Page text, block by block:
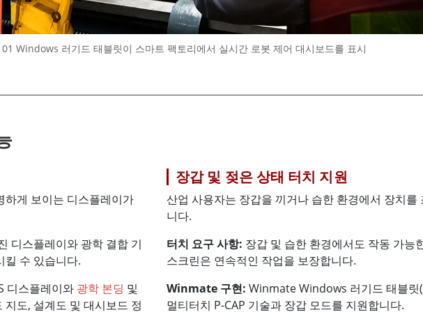
Windows 러기드 태블릿이 스마트 팩토리에서 실시간 로봇 제어 대시보드를 표시
하게 보이는 디스플레이가
디스플레이와 광학 결합 기
킬 수 있습니다.
디스플레이와 광학 본딩 및
도, 설계도 및 대시보드 정
장갑 및 젖은 상태 터치 지원
산업 사용자는 장갑을 끼거나 습한 환경에서 장치를
니다.
터치 요구 사항: 장갑 및 습한 환경에서도 작동 가능
스크린은 연속적인 작업을 보장합니다.
Winmate 구현: Winmate Windows 러기드 태블릿
멀티터치 P-CAP 기술과 장갑 모드를 지원합니다.